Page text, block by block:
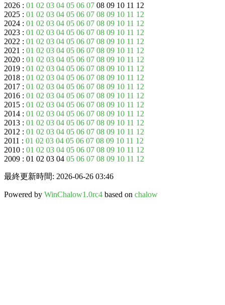
2026 : 01 02 03 04 05 06 07 08 09 10 11 12
2025 : 01 02 03 04 05 06 07 08 09 10 11 12
2024 : 01 02 03 04 05 06 07 08 09 10 11 12
2023 : 01 02 03 04 05 06 07 08 09 10 11 12
2022 : 01 02 03 04 05 06 07 08 09 10 11 12
2021 : 01 02 03 04 05 06 07 08 09 10 11 12
2020 : 01 02 03 04 05 06 07 08 09 10 11 12
2019 : 01 02 03 04 05 06 07 08 09 10 11 12
2018 : 01 02 03 04 05 06 07 08 09 10 11 12
2017 : 01 02 03 04 05 06 07 08 09 10 11 12
2016 : 01 02 03 04 05 06 07 08 09 10 11 12
2015 : 01 02 03 04 05 06 07 08 09 10 11 12
2014 : 01 02 03 04 05 06 07 08 09 10 11 12
2013 : 01 02 03 04 05 06 07 08 09 10 11 12
2012 : 01 02 03 04 05 06 07 08 09 10 11 12
2011 : 01 02 03 04 05 06 07 08 09 10 11 12
2010 : 01 02 03 04 05 06 07 08 09 10 11 12
2009 : 01 02 03 04 05 06 07 08 09 10 11 12
最終更新時間: 2026-06-26 03:46
Powered by WinChalow1.0rc4 based on chalow